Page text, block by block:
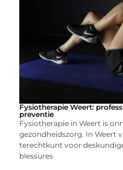
Fysiotherapie Weert:
preventie
Fysiotherapie in Weert is
gezondheidszorg. In Weert
terechtkunt voor
blessures